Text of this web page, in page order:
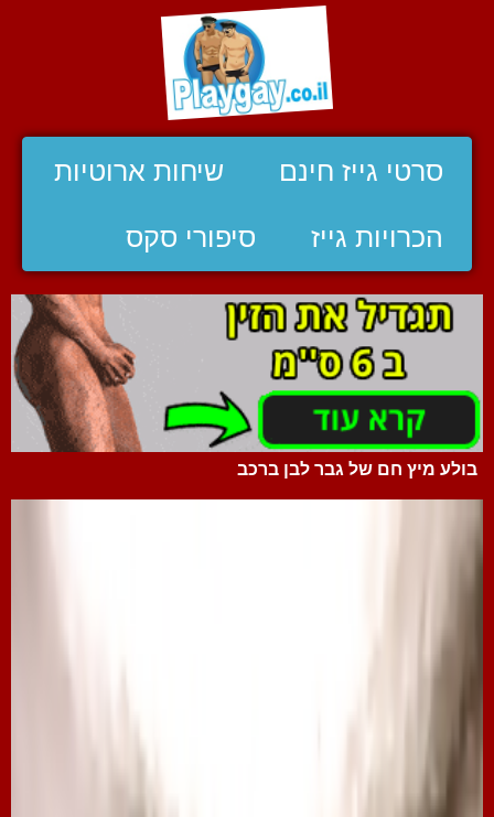
סרטי גייז חינם שיחות ארוטיות
הכרויות גייז סיפורי סקס
בולע מיץ חם של גבר לבן ברכב